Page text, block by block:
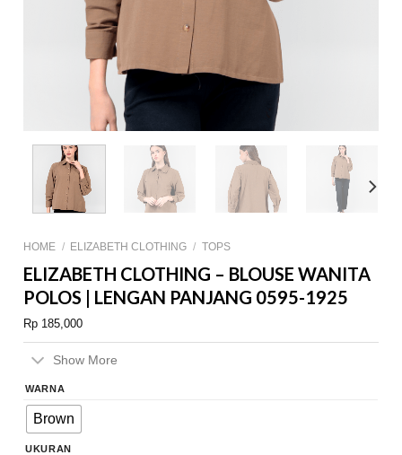
HOME / ELIZABETH CLOTHING / TOPS
ELIZABETH CLOTHING – BLOUSE WANITA
POLOS | LENGAN PANJANG 0595-1925
Rp 185,000
Show More
WARNA
Brown
UKURAN